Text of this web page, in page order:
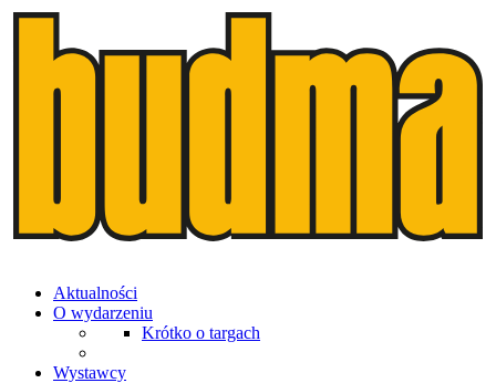
Aktualności
O wydarzeniu
Krótko o targach
Wystawcy